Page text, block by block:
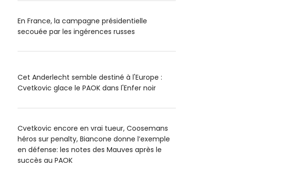
En France, la campagne présidentielle
secouée par les ingérences russes
Cet Anderlecht semble destiné à l'Europe :
Cvetkovic glace le PAOK dans l'Enfer noir
Cvetkovic encore en vrai tueur, Coosemans
héros sur penalty, Biancone donne l’exemple
en défense: les notes des Mauves après le
succès au PAOK